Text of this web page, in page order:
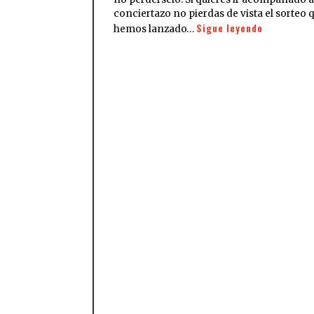
conciertazo no pierdas de vista el sorteo
hemos lanzado… Sigue leyendo